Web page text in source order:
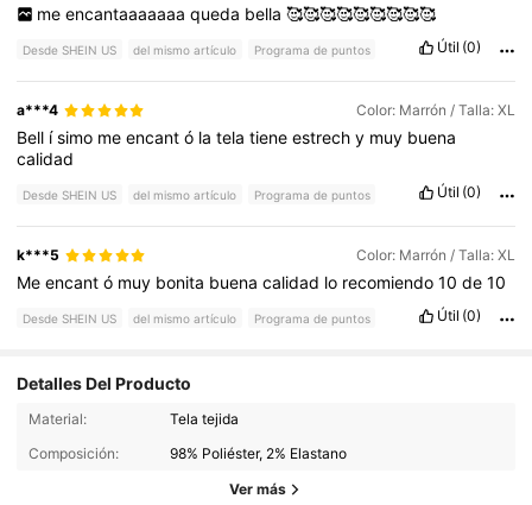
me encantaaaaaaa queda bella 🥰🥰🥰🥰🥰🥰🥰🥰🥰
Desde SHEIN US del mismo artículo Programa de puntos Útil (0)
a***4 Color: Marrón / Talla: XL
Bell ísimo meencantó latelatieneestrechy muy buena
calidad
Desde SHEIN US del mismo artículo Programa de puntos Útil (0)
k***5 Color: Marrón / Talla: XL
Meencantó muy bonita buenacalidad lo recomiendo10de10
Desde SHEIN US del mismo artículo Programa de puntos Útil (0)
Detalles Del Producto
Material:
Tela tejida
Composición:
98% Poliéster, 2% Elastano
Ver más
2.3K Seguidores
2.3K Seguidores